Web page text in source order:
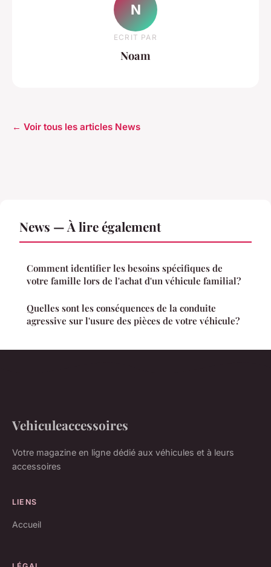
N
ECRIT PAR
Noam
← Voir tous les articles News
News — À lire également
Comment identifier les besoins spécifiques de
votre famille lors de l'achat d'un véhicule familial?
Quelles sont les conséquences de la conduite
agressive sur l'usure des pièces de votre véhicule?
Vehiculeaccessoires
Votre magazine en ligne dédié aux véhicules et à leurs
accessoires
LIENS
Accueil